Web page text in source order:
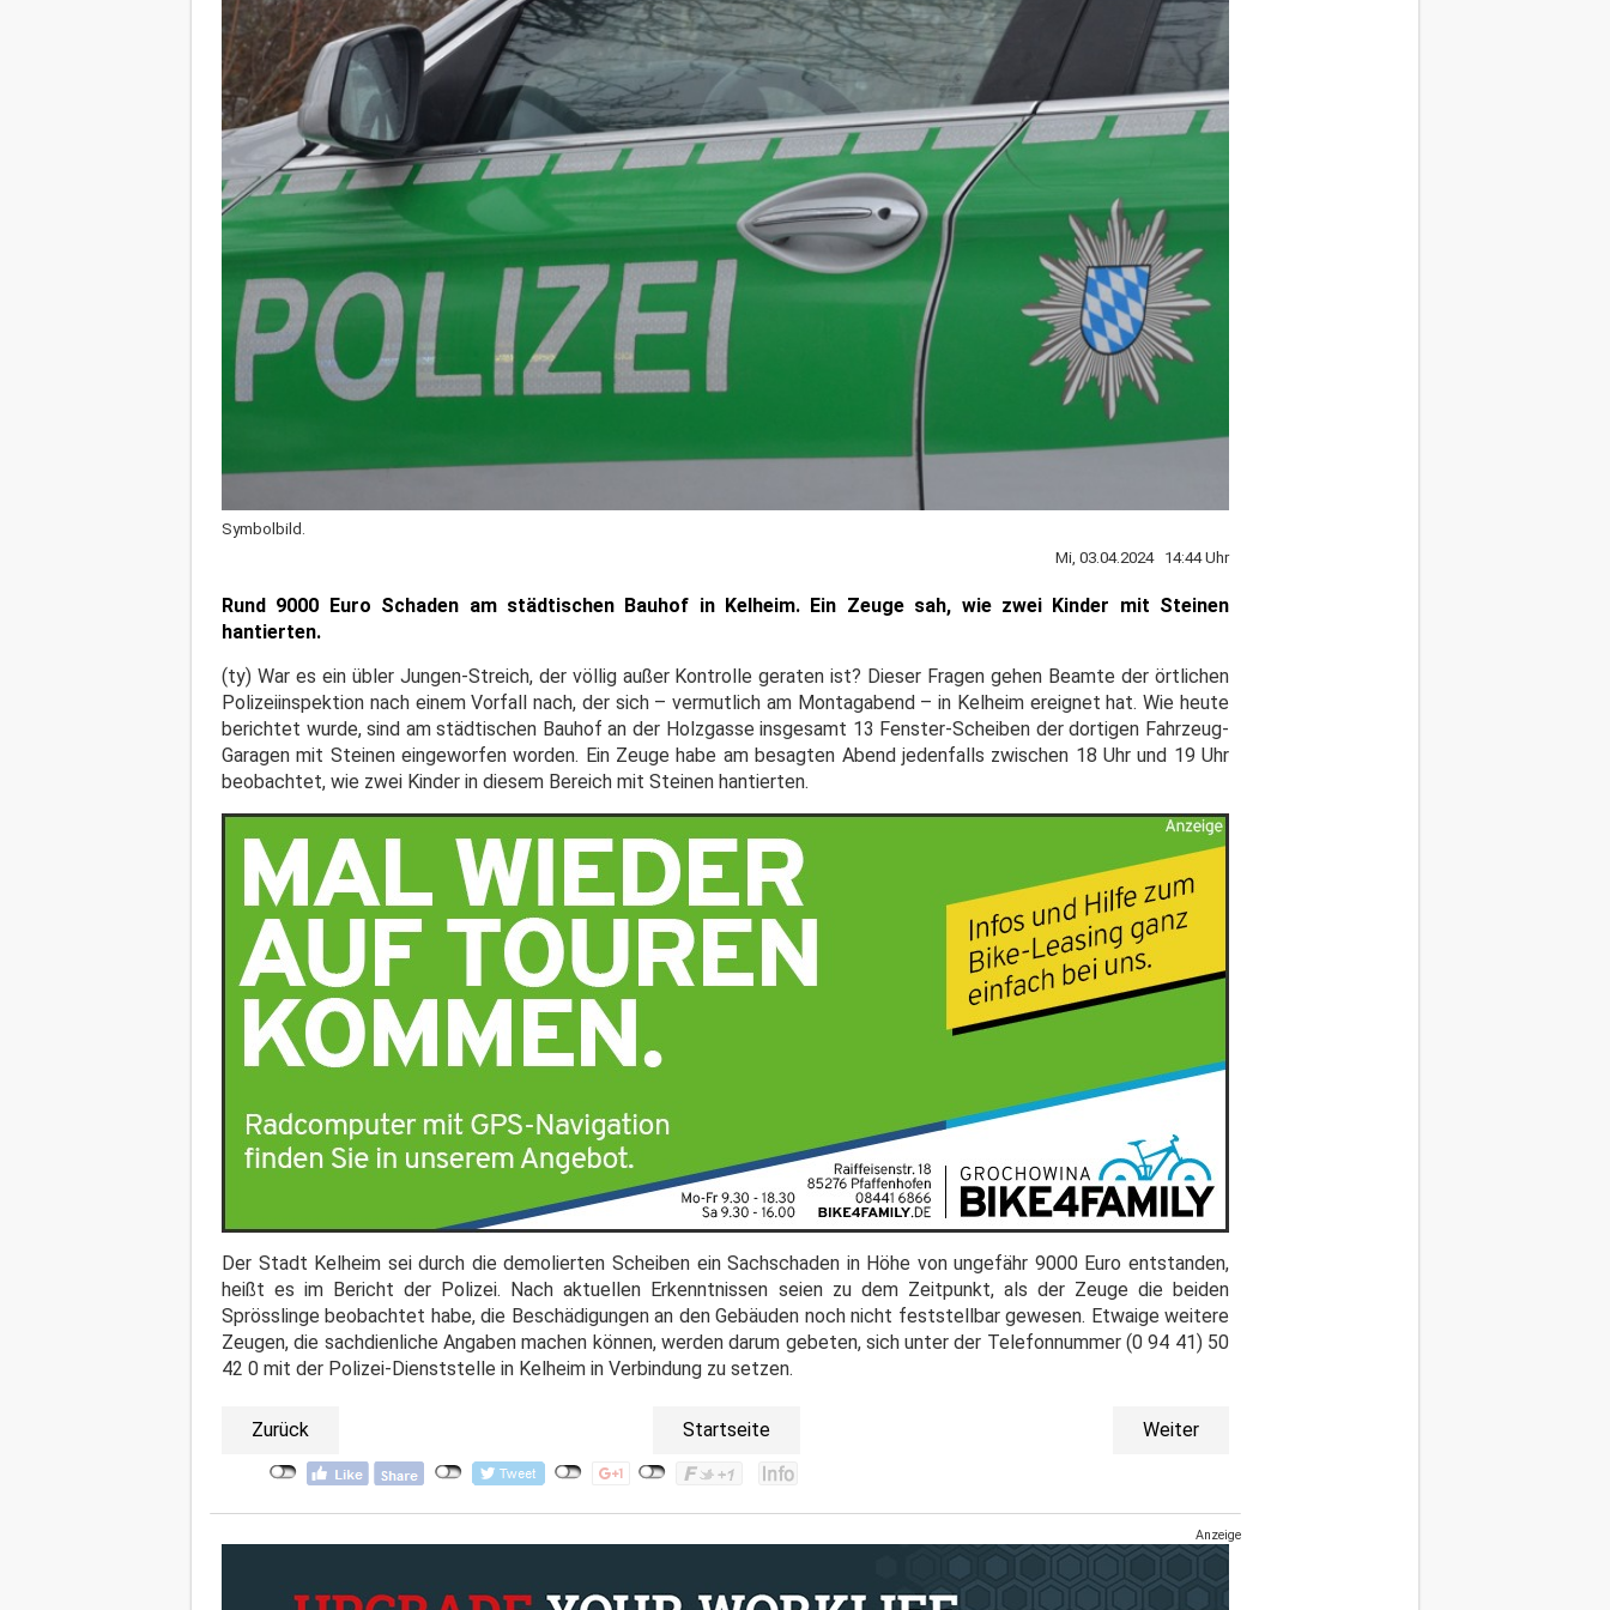
Symbolbild.
Mi, 03.04.2024 14:44 Uhr
Rund 9000 Euro Schaden amstädtischen Bauhof in Kelheim. Ein Zeuge sah, wie zwei Kinder mit Steinen
hantierten.
(ty) War es ein übler Jungen-Streich, der völlig außer Kontrolle geraten ist? Dieser Fragen gehen Beamte der örtlichen
Polizeiinspektion nach einem Vorfall nach, der sich – vermutlich am Montagabend – in Kelheim ereignet hat. Wie heute
berichtet wurde, sind am städtischen Bauhof an der Holzgasse insgesamt 13 Fenster-Scheiben der dortigen Fahrzeug-
Garagen mit Steinen eingeworfen worden. Ein Zeuge habe am besagten Abend jedenfalls zwischen 18 Uhr und 19 Uhr
beobachtet, wie zwei Kinder in diesem Bereich mit Steinen hantierten.
Der Stadt Kelheim sei durch die demolierten Scheiben ein Sachschaden in Höhe von ungefähr 9000 Euro entstanden,
heißt es im Bericht der Polizei. Nach aktuellen Erkenntnissen seien zu dem Zeitpunkt, als der Zeuge die beiden
Sprösslinge beobachtet habe, die Beschädigungen an den Gebäuden noch nicht feststellbar gewesen. Etwaige weitere
Zeugen, die sachdienliche Angaben machen können, werden darum gebeten, sich unter der Telefonnummer (0 94 41) 50
42 0 mit der Polizei-Dienststelle in Kelheim in Verbindung zu setzen.
Zurück Startseite Weiter
Anzeige